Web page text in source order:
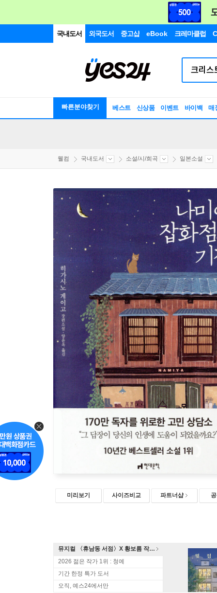
국내도서 외국도서 중고샵 eBook 크레마클럽
빠른분야찾기 베스트 신상품 이벤트 바이백 매
웰컴 국내도서 소설/시/희곡 일본소설
미리보기 사이즈비교 파트너샵
뮤지컬 〈휴남동 서점〉X 황보름 작가 북토크
2026 젊은 작가 1위 : 청예
기간 한정 특가 도서
오직, 예스24에서만